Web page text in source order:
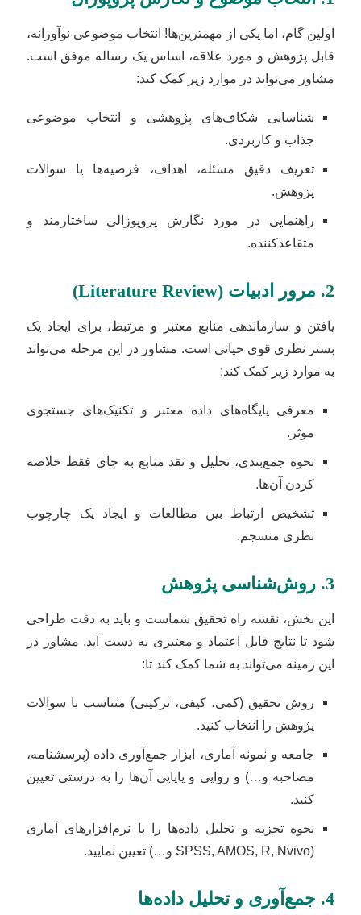
اولین گام، اما یکی از مهمترین‌ها! انتخاب موضوعی نوآورانه،
قابل پژوهش و مورد علاقه، اساس یک رساله موفق است.
مشاور می‌تواند در موارد زیر کمک کند:
شناسایی شکاف‌های پژوهشی و انتخاب موضوعی
جذاب و کاربردی.
تعریف دقیق مسئله، اهداف، فرضیه‌ها یا سوالات
پژوهش.
راهنمایی در مورد نگارش پروپوزالی ساختارمند و
متقاعدکننده.
یافتن و سازماندهی منابع معتبر و مرتبط، برای ایجاد یک
بستر نظری قوی حیاتی است. مشاور در این مرحله می‌تواند
به موارد زیر کمک کند:
معرفی پایگاه‌های داده معتبر و تکنیک‌های جستجوی
موثر.
نحوه جمع‌بندی، تحلیل و نقد منابع به جای فقط خلاصه
کردن آن‌ها.
تشخیص ارتباط بین مطالعات و ایجاد یک چارچوب
نظری منسجم.
این بخش، نقشه راه تحقیق شماست و باید به دقت طراحی
شود تا نتایج قابل اعتماد و معتبری به دست آید. مشاور در
این زمینه می‌تواند به شما کمک کند تا:
روش تحقیق (کمی، کیفی، ترکیبی) متناسب با سوالات
پژوهش را انتخاب کنید.
جامعه و نمونه آماری، ابزار جمع‌آوری داده (پرسشنامه،
مصاحبه و…) و روایی و پایایی آن‌ها را به درستی تعیین
نحوه تجزیه و تحلیل داده‌ها را با نرم‌افزارهای آماری